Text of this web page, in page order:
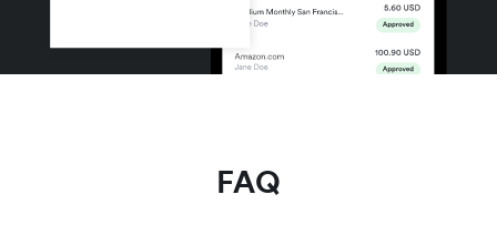
FAQ